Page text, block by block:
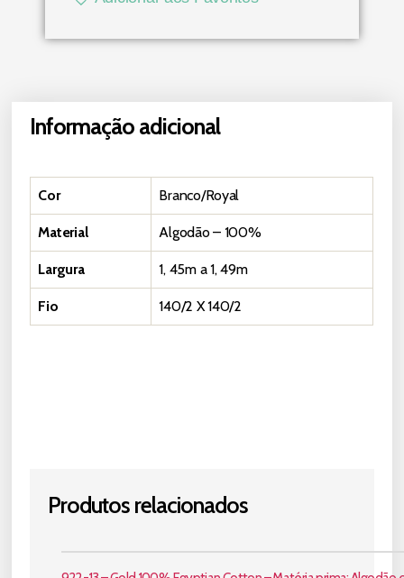
Informação adicional
Cor Branco/Royal
Material Algodão – 100%
Largura 1, 45m a 1, 49m
Fio 140/2 X 140/2
Produtos relacionados